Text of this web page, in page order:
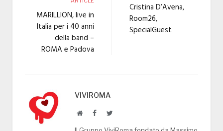
MARILLION, live in
Italia per i 40 anni
della band –
ROMA e Padova
Cristina D’Avena,
Room26,
SpecialGuest
VIVIROMA
WebsiteFacebookTwitter